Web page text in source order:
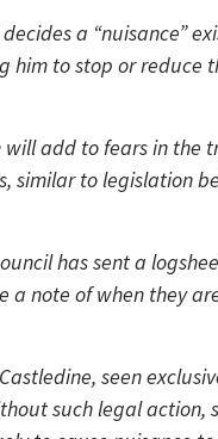
a “nuisance”
him to stop or reduce
will add to fears in the
similar to legislation
has sent a
a note of when they
seen
such legal action,